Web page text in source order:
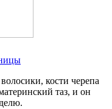
кости черепа
таз, и он